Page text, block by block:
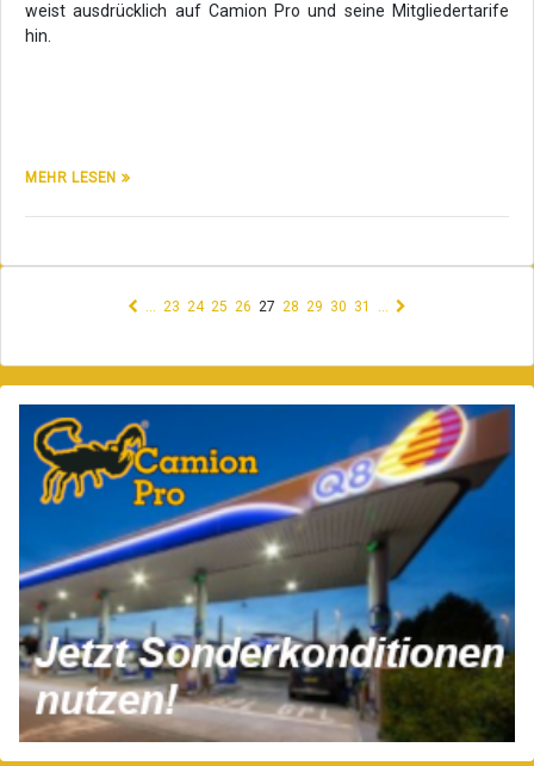
weist ausdrücklich auf Camion Pro und seine Mitgliedertarife
hin.
MEHR LESEN
… 23 24 25 26 27 (current)
28 29 30 31 …